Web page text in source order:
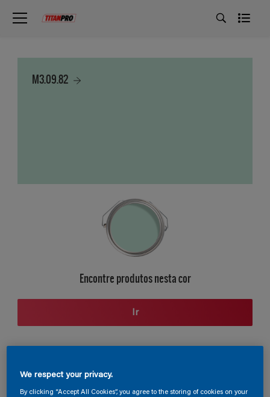
M3.09.82
Encontre produtos nesta cor
Ir
Seção de cores
We respect your privacy.
By clicking “Accept All Cookies”, you agree to the storing of cookies on your